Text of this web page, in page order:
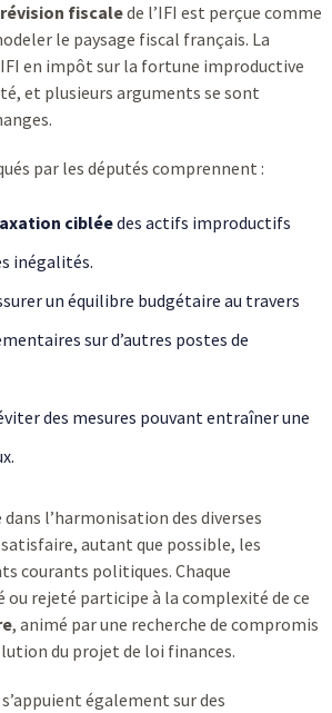
révision fiscalede l’IFI est perçue comme
le paysage fiscal français. La
en impôt sur la fortune improductive
et plusieurs arguments se sont
par les députés comprennent :
cibléedes actifs improductifs
inégalités.
un équilibre budgétaire au travers
sur d’autres postes de
des mesures pouvant entraîner une
dans l’harmonisation des diverses
autant que possible, les
courants politiques. Chaque
rejeté participe à la complexité de ce
, animé par une recherche de compromis
du projet de loi finances.
également sur des